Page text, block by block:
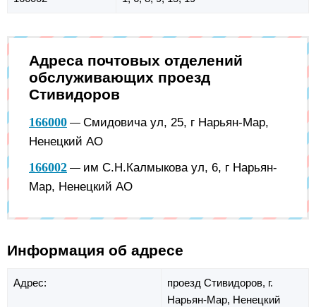
Адреса почтовых отделений
обслуживающих проезд
Стивидоров
166000 — Смидовича ул, 25, г Нарьян-Мар,
Ненецкий АО
166002 — им С.Н.Калмыкова ул, 6, г Нарьян-
Мар, Ненецкий АО
Информация об адресе
Адрес: проезд Стивидоров, г.
Нарьян-Мар, Ненецкий